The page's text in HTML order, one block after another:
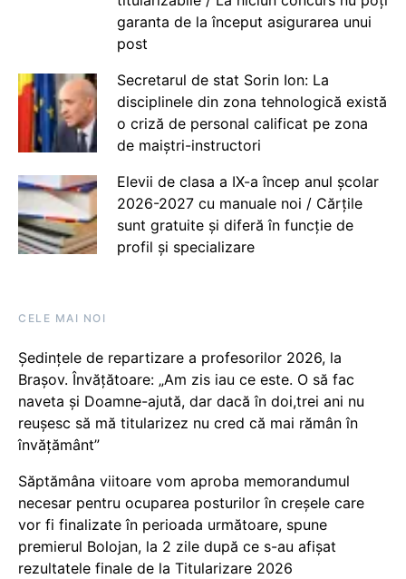
garanta de la început asigurarea unui
post
Secretarul de stat Sorin Ion: La
disciplinele din zona tehnologică există
o criză de personal calificat pe zona
de maiștri-instructori
Elevii de clasa a IX-a încep anul școlar
2026-2027 cu manuale noi / Cărțile
sunt gratuite și diferă în funcție de
profil și specializare
CELE MAI NOI
Ședințele de repartizare a profesorilor 2026, la
Brașov. Învățătoare: „Am zis iau ce este. O să fac
naveta și Doamne-ajută, dar dacă în doi,trei ani nu
reușesc să mă titularizez nu cred că mai rămân în
învățământ”
Săptămâna viitoare vom aproba memorandumul
necesar pentru ocuparea posturilor în creșele care
vor fi finalizate în perioada următoare, spune
premierul Bolojan, la 2 zile după ce s-au afișat
rezultatele finale de la Titularizare 2026